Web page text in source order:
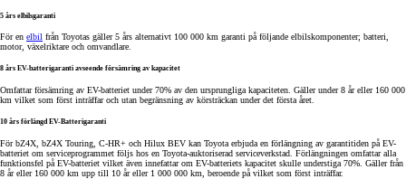
5 års elbilsgaranti
För en elbil från Toyotas gäller 5 års alternativt 100 000 km garanti på följande elbilskomponenter; batteri,
motor, växelriktare och omvandlare.
8 års EV-batterigaranti avseende försämring av kapacitet
Omfattar försämring av EV-batteriet under 70% av den ursprungliga kapaciteten. Gäller under 8 år eller 160 000
km vilket som först inträffar och utan begränsning av körsträckan under det första året.
10 års förlängd EV-Batterigaranti
För bZ4X, bZ4X Touring, C-HR+ och Hilux BEV kan Toyota erbjuda en förlängning av garantitiden på EV-
batteriet om serviceprogrammet följs hos en Toyota-auktoriserad serviceverkstad. Förlängningen omfattar alla
funktionsfel på EV-batteriet vilket även innefattar om EV-batteriets kapacitet skulle understiga 70%. Gäller från
8 år eller 160 000 km upp till 10 år eller 1 000 000 km, beroende på vilket som först inträffar.